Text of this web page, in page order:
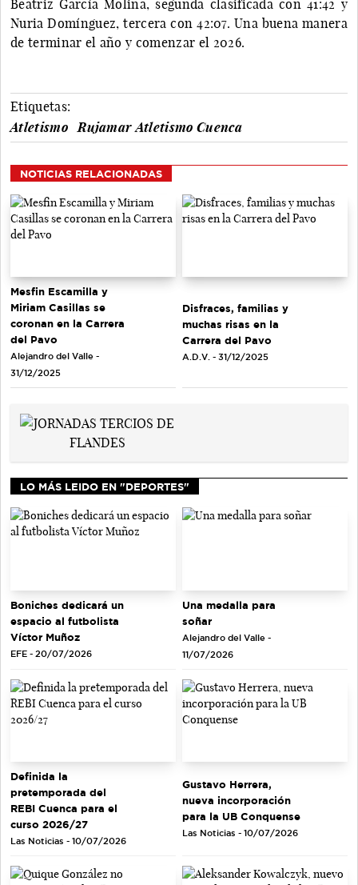
Beatriz García Molina, segunda clasificada con 41:42 y
Nuria Domínguez, tercera con 42:07. Una buena manera
de terminar el año y comenzar el 2026.
Etiquetas:
Atletismo
Rujamar Atletismo Cuenca
NOTICIAS RELACIONADAS
Mesfin Escamilla y
Miriam Casillas se
coronan en la Carrera
del Pavo
Alejandro del Valle -
31/12/2025
Disfraces, familias y
muchas risas en la
Carrera del Pavo
A.D.V. - 31/12/2025
LO MÁS LEIDO EN "DEPORTES"
Boniches dedicará un
espacio al futbolista
Víctor Muñoz
EFE - 20/07/2026
Una medalla para
soñar
Alejandro del Valle -
11/07/2026
Definida la
pretemporada del
REBI Cuenca para el
curso 2026/27
Las Noticias - 10/07/2026
Gustavo Herrera,
nueva incorporación
para la UB Conquense
Las Noticias - 10/07/2026